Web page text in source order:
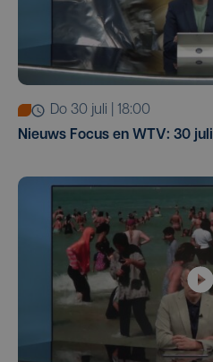
do 30 juli | 18:00
Nieuws Focus en WTV: 30 juli